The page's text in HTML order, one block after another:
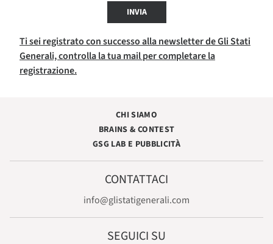
INVIA
Ti sei registrato con successo alla newsletter de Gli Stati
Generali, controlla la tua mail per completare la
registrazione.
CHI SIAMO
BRAINS & CONTEST
GSG LAB E PUBBLICITÀ
CONTATTACI
info@glistatigenerali.com
SEGUICI SU